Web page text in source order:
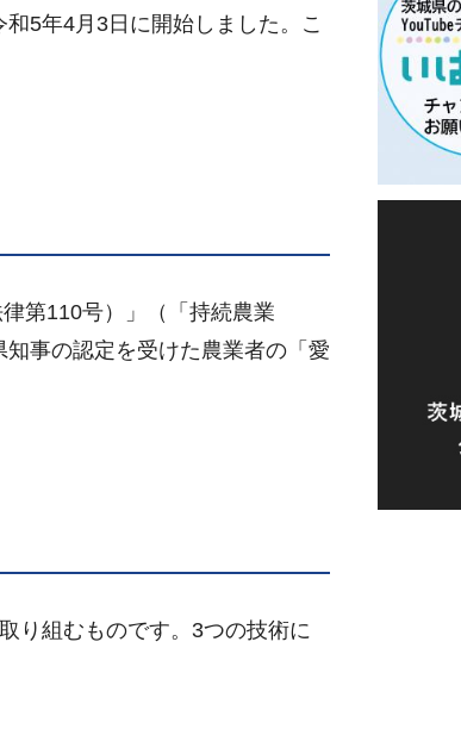
5年4月3日に開始しました。こ
第110号）」（「持続農業
事の認定を受けた農業者の「愛
り組むものです。3つの技術に